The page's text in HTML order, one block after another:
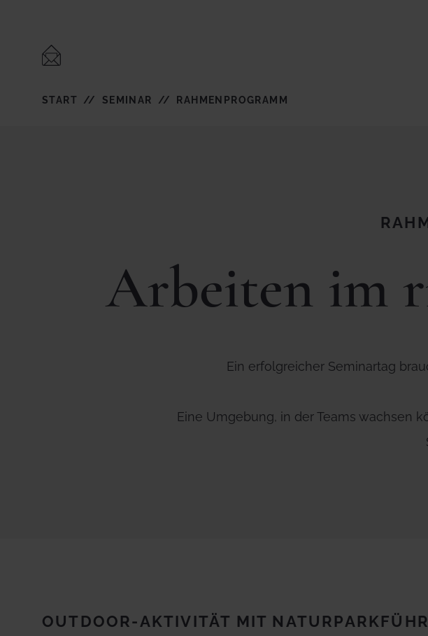
START SEMINAR RAHMENPROGRAMM
Arbeiten im
Ein erfolgreicher Seminartag
Eine Umgebung, in der Teams wachsen
OUTDOOR-AKTIVITÄT MIT